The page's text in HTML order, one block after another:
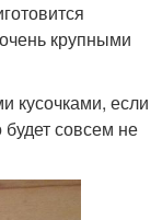
крупными
кусочками, если
будет совсем не